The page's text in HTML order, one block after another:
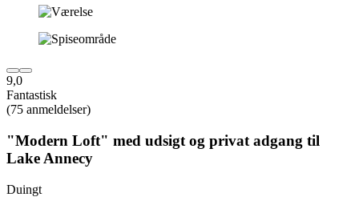
9,0
Fantastisk
(75 anmeldelser)
"Modern Loft" med udsigt og privat adgang til
Lake Annecy
Duingt